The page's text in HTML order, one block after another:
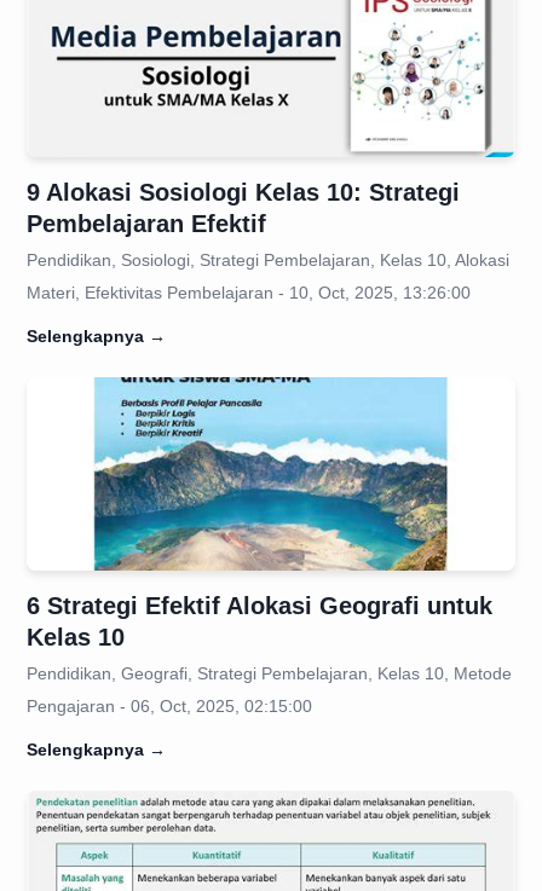
9 Alokasi Sosiologi Kelas 10: Strategi
Pembelajaran Efektif
Pendidikan, Sosiologi, Strategi Pembelajaran, Kelas 10, Alokasi
Materi, Efektivitas Pembelajaran - 10, Oct, 2025, 13:26:00
Selengkapnya →
6 Strategi Efektif Alokasi Geografi untuk
Kelas 10
Pendidikan, Geografi, Strategi Pembelajaran, Kelas 10, Metode
Pengajaran - 06, Oct, 2025, 02:15:00
Selengkapnya →